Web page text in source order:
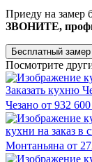
Приеду на замер
ЗВОНИТЕ,
Бесплатный замер
Посмотрите
Заказать кухню
Чезано от 932
кухни на заказ в
Монтаньяна от